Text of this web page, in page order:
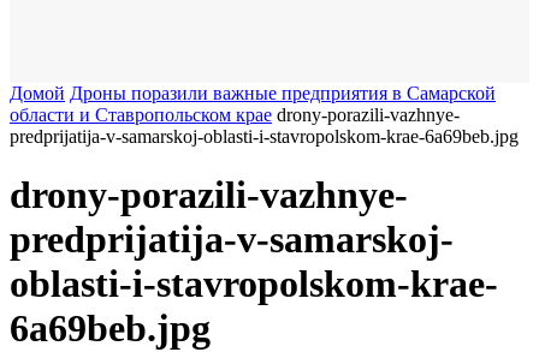
Домой Дроны поразили важные предприятия в Самарской
области и Ставропольском крае drony-porazili-vazhnye-
predprijatija-v-samarskoj-oblasti-i-stavropolskom-krae-6a69beb.jpg
drony-porazili-vazhnye-
predprijatija-v-samarskoj-
oblasti-i-stavropolskom-krae-
6a69beb.jpg